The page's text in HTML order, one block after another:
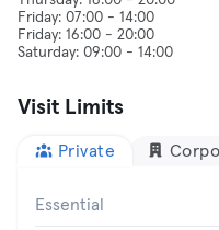
Friday: 07:00 - 14:00
Friday: 16:00 - 20:00
Visit Limits
Private
Essential